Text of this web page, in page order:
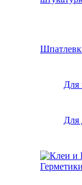
Для
Для
Герметики